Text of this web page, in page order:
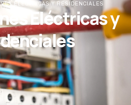
ELÉCTRICAS Y RESIDENCIALES
Eléctricas y